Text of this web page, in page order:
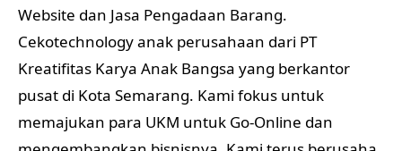
Website dan Jasa Pengadaan Barang.
Cekotechnology anak perusahaan dari PT
Kreatifitas Karya Anak Bangsa yang berkantor
pusat di Kota Semarang. Kami fokus untuk
memajukan para UKM untuk Go-Online dan